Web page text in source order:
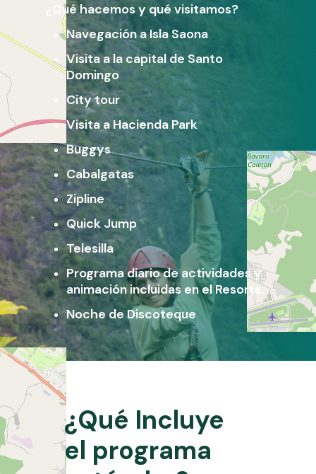
¿Qué hacemos y qué visitamos?
Navegación a Isla Saona
Visita a la capital de Santo
Domingo
City tour
Visita a Hacienda Park
Buggys
Cabalgatas
Zipline
Quick Jump
Telesilla
Programa diario de actividades y
animación incluidas en el Resorts.
Noche de Discoteque
¿Qué Incluye
el programa